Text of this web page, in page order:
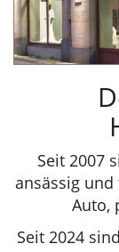
Seit 2007
ansässig
Auto,
Seit 2024